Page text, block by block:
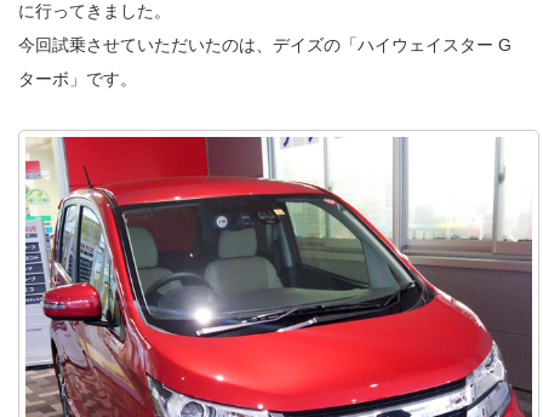
に行ってきました。
今回試乗させていただいたのは、デイズの「ハイウェイスター G
ターボ」です。